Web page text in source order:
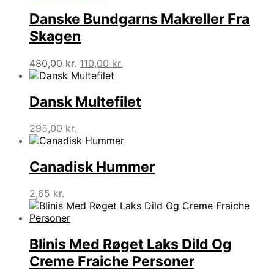
Danske Bundgarns Makreller Fra
Skagen
480,00kr. Den
oprindelige
var:
480,00 kr..
110,00 kr.
er:
110,00 kr..
Dansk Multefilet
295,00 kr.
Canadisk Hummer
2,65 kr.
Blinis Med Røget Laks Dild Og
Creme Fraiche Personer